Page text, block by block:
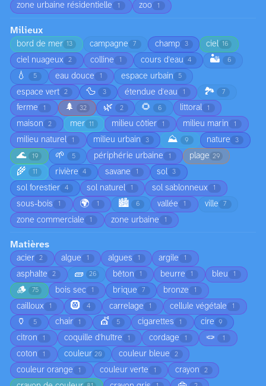
zone urbaine résidentielle 1 zoo 1
Milieux
bord de mer 13 campagne 7 champ 3 ciel 16
ciel nuageux 2 colline 1 cours d'eau 4 🏜️ 6
💧 5 eau douce 1 espace urbain 5
espace vert 2 🦆 3 étendue d'eau 1 🏞️ 7
ferme 1 🌲 32 🌿 2 🌻 6 littoral 1
maison 2 mer 11 milieu côtier 1 milieu marin 1
milieu naturel 1 milieu urbain 3 ⛰️ 9 nature 3
🌊 19 🌱 5 périphérie urbaine 1 plage 29
🌾 11 rivière 4 savane 1 sol 3
sol forestier 4 sol naturel 1 sol sablonneux 1
sous-bois 1 🌍 1 🏙️ 6 vallée 1 ville 7
zone commerciale 1 zone urbaine 1
Matières
acier 2 algue 1 algues 1 argile 1
asphalte 2 🧱 26 bêton 1 beurre 1 bleu 1
🪵 75 bois sec 1 brique 7 bronze 1
cailloux 1 🛞 4 carrelage 1 cellule végétale 1
🏺 5 chair 1 💇 5 cigarettes 1 cire 9
citron 1 coquille d'huître 1 cordage 1 🪢 1
coton 1 couleur 20 couleur bleue 2
couleur orange 1 couleur verte 1 crayon 2